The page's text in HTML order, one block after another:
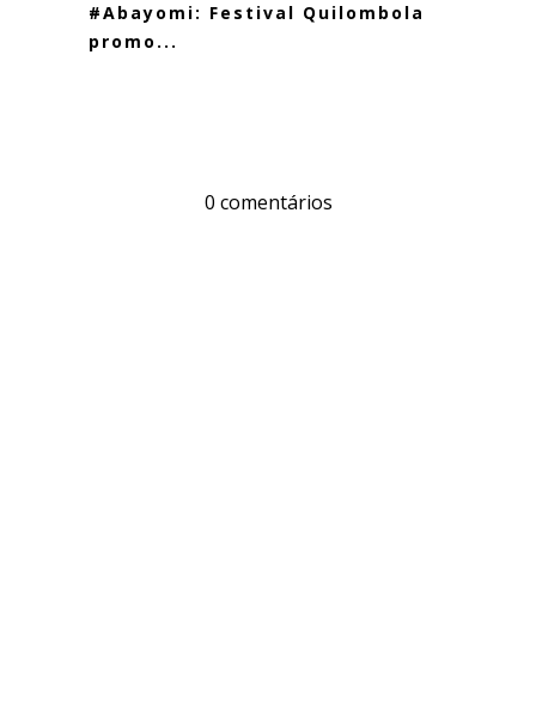
#Abayomi: Festival Quilombola
promo...
0 comentários